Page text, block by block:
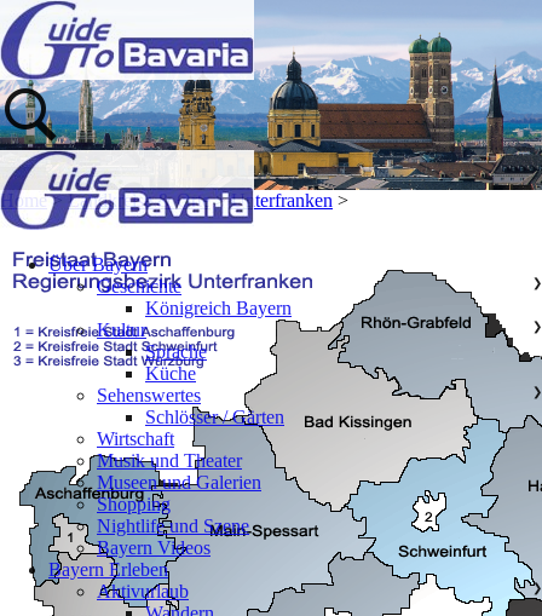
Home>Landkreise & Orte>Unterfranken >
Über Bayern
Geschichte
❯
Königreich Bayern
Kultur
❯
Sprache
Küche
Sehenswertes
❯
Schlösser / Gärten
Wirtschaft
Musik und Theater
Museen und Galerien
Shopping
Nightlife und Szene
Bayern Videos
Bayern Erleben
Aktivurlaub
❯